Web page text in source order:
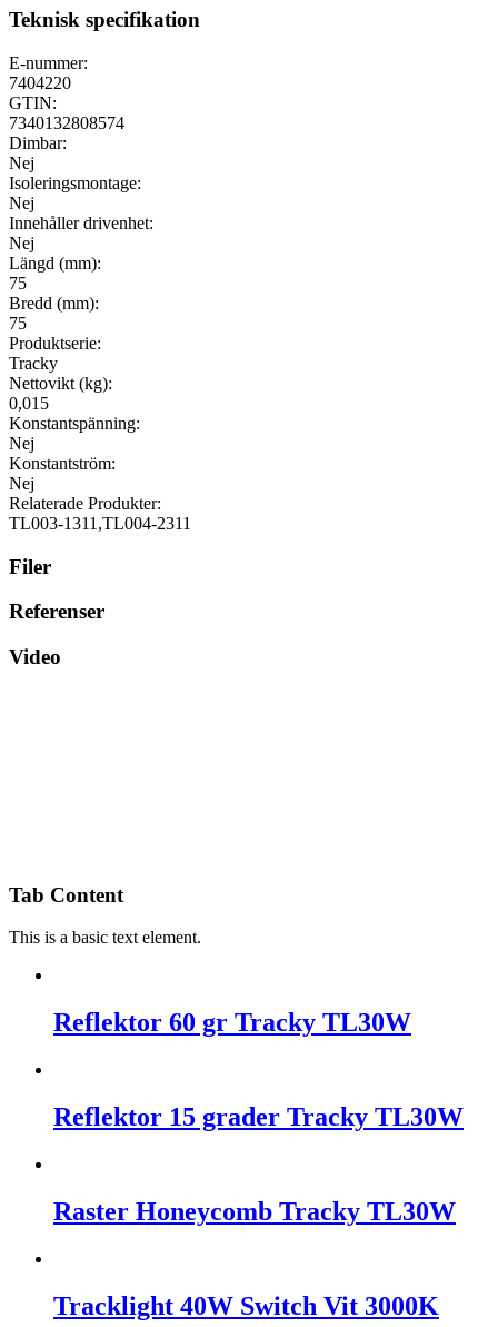
Teknisk specifikation
E-nummer:
7404220
GTIN:
7340132808574
Dimbar:
Nej
Isoleringsmontage:
Nej
Innehåller drivenhet:
Nej
Längd (mm):
75
Bredd (mm):
75
Produktserie:
Tracky
Nettovikt (kg):
0,015
Konstantspänning:
Nej
Konstantström:
Nej
Relaterade Produkter:
TL003-1311,TL004-2311
Filer
Referenser
Video
Tab Content
This is a basic text element.
Reflektor 60 gr Tracky TL30W
Reflektor 15 grader Tracky TL30W
Raster Honeycomb Tracky TL30W
Tracklight 40W Switch Vit 3000K